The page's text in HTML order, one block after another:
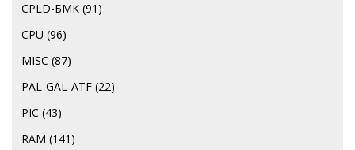
CPLD-БМК (91)
CPU (96)
MISC (87)
PAL-GAL-ATF (22)
PIC (43)
RAM (141)